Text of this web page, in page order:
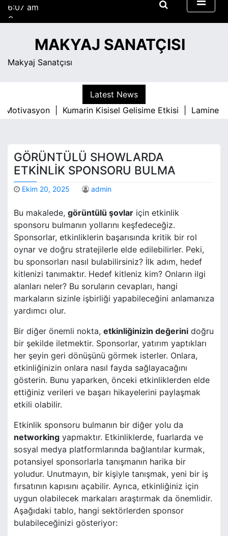
Cuma
6:07 amMAKYAJ SANATÇISI
Makyaj Sanatçısı
Latest News
Motivasyon |
Kumarin Kisisel Gelisime Etkisi | Lamine
GÖRÜNTÜLÜ SHOWLARDA
ETKINLIK SPONSORU BULMA
Ekim 20, 2025 admin
Bu makalede, görüntülü şovlar için etkinlik
sponsoru bulmanın yollarını keşfedeceğiz.
Sponsorlar, etkinliklerin başarısında kritik bir rol
oynar ve doğru stratejilerle elde edilebilirler. Peki,
bu sponsorları nasıl bulabilirsiniz? İlk adım, hedef
kitlenizi tanımaktır. Hedef kitleniz kim? Onların ilgi
alanları neler? Bu soruların cevapları, hangi
markaların sizinle işbirliği yapabileceğini anlamanıza
yardımcı olur.
Bir diğer önemli nokta, etkinliğinizin değerini doğru
bir şekilde iletmektir. Sponsorlar, yatırım yaptıkları
her şeyin geri dönüşünü görmek isterler. Onlara,
etkinliğinizin onlara nasıl fayda sağlayacağını
gösterin. Bunu yaparken, önceki etkinliklerden elde
ettiğiniz verileri ve başarı hikayelerini paylaşmak
etkili olabilir.
Etkinlik sponsoru bulmanın bir diğer yolu da
networking yapmaktır. Etkinliklerde, fuarlarda ve
sosyal medya platformlarında bağlantılar kurmak,
potansiyel sponsorlarla tanışmanın harika bir
yoludur. Unutmayın, bir kişiyle tanışmak, yeni bir iş
fırsatının kapısını açabilir. Ayrıca, etkinliğiniz için
uygun olabilecek markaları araştırmak da önemlidir.
Aşağıdaki tablo, hangi sektörlerden sponsor
bulabileceğinizi gösteriyor: